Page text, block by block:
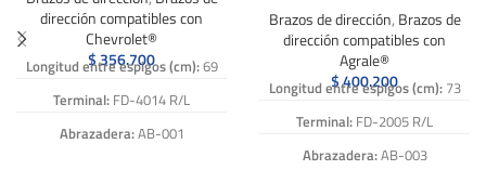
dirección compatibles con
Chevrolet®
$356.700
Longitud entre espigos (cm):69
Terminal: FD-4014 R/L
Abrazadera:AB-001
Brazos de dirección, Brazos de
dirección compatibles con
Agrale®
$400.200
Longitud entre espigos (cm): 73
Terminal: FD-2005 R/L
Abrazadera:AB-003